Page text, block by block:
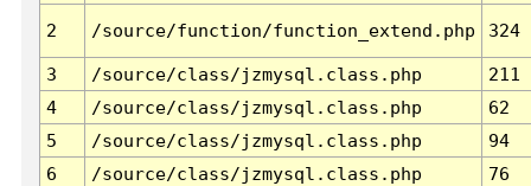
2 /source/function/function_extend.php 324
3 /source/class/jzmysql.class.php
211
4
/source/class/jzmysql.class.php
62
5
/source/class/jzmysql.class.php
94
6
/source/class/jzmysql.class.php 76